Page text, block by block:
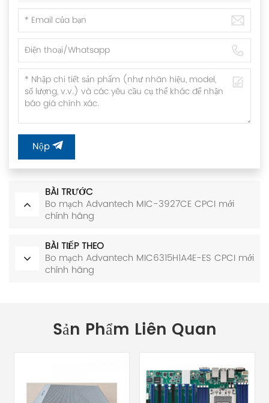
Nộp
BÀI TRƯỚC
Bo mạch Advantech MIC-3927CE CPCI mới
chính hãng
BÀI TIẾP THEO
Bo mạch Advantech MIC6315H1A4E-ES CPCI mới
chính hãng
Sản Phẩm Liên Quan